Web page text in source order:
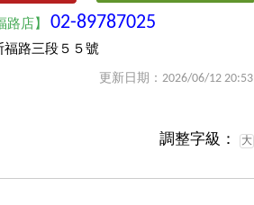
路店】02-89787025
福路三段５５號
更新日期：2026/06/12 20:53
調整字級： 大